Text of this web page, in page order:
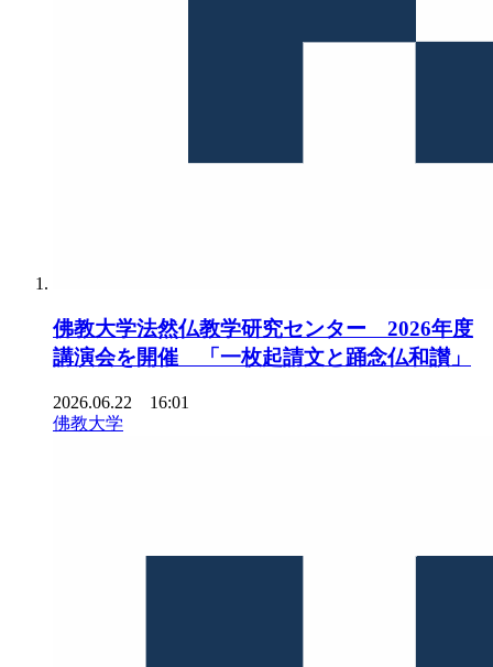
佛教大学法然仏教学研究センター 2026年度
講演会を開催 「一枚起請文と踊念仏和讃」
2026.06.22 16:01
佛教大学